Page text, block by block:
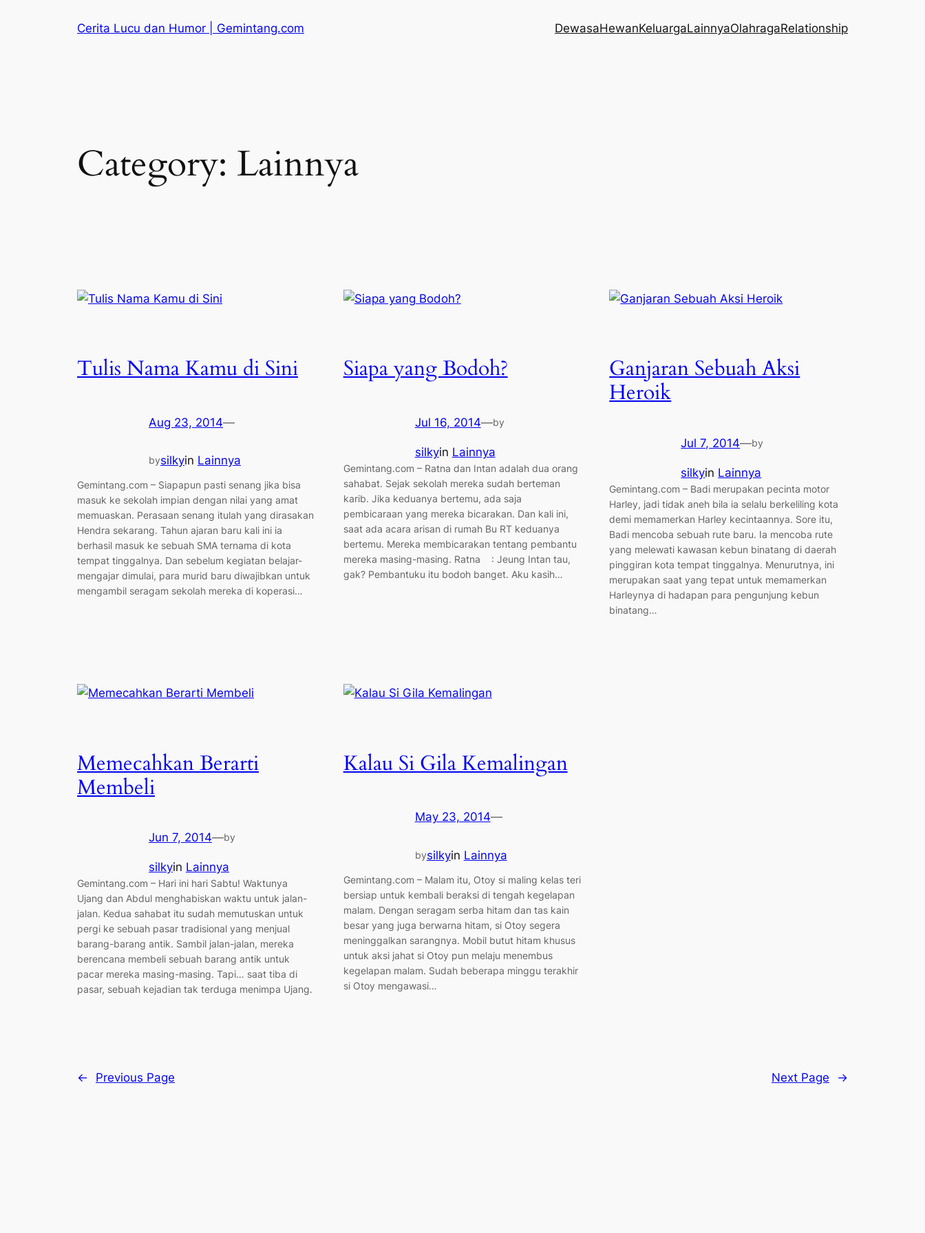
Cerita Lucu dan Humor | Gemintang.com DewasaHewanKeluargaLainnyaOlahragaRelationship
Category: Lainnya
Tulis Nama Kamu di Sini
Aug 23, 2014—
bysilkyin Lainnya
Gemintang.com – Siapapun pasti senang jika bisa
masuk ke sekolah impian dengan nilai yang amat
memuaskan. Perasaan senang itulah yang dirasakan
Hendra sekarang. Tahun ajaran baru kali ini ia
berhasil masuk ke sebuah SMA ternama di kota
tempat tinggalnya. Dan sebelum kegiatan belajar-
mengajar dimulai, para murid baru diwajibkan untuk
mengambil seragam sekolah mereka di koperasi…
Siapa yang Bodoh?
Jul 16, 2014—by
silkyin Lainnya
Gemintang.com – Ratna dan Intan adalah dua orang
sahabat. Sejak sekolah mereka sudah berteman
karib. Jika keduanya bertemu, ada saja
pembicaraan yang mereka bicarakan. Dan kali ini,
saat ada acara arisan di rumah Bu RT keduanya
bertemu. Mereka membicarakan tentang pembantu
mereka masing-masing. Ratna : Jeung Intan tau,
gak? Pembantuku itu bodoh banget. Aku kasih…
Ganjaran Sebuah Aksi
Heroik
Jul 7, 2014—by
silkyin Lainnya
Gemintang.com – Badi merupakan pecinta motor
Harley, jadi tidak aneh bila ia selalu berkeliling kota
demi memamerkan Harley kecintaannya. Sore itu,
Badi mencoba sebuah rute baru. Ia mencoba rute
yang melewati kawasan kebun binatang di daerah
pinggiran kota tempat tinggalnya. Menurutnya, ini
merupakan saat yang tepat untuk memamerkan
Harleynya di hadapan para pengunjung kebun
binatang…
Memecahkan Berarti
Membeli
Jun 7, 2014—by
silkyin Lainnya
Gemintang.com – Hari ini hari Sabtu! Waktunya
Ujang dan Abdul menghabiskan waktu untuk jalan-
jalan. Kedua sahabat itu sudah memutuskan untuk
pergi ke sebuah pasar tradisional yang menjual
barang-barang antik. Sambil jalan-jalan, mereka
berencana membeli sebuah barang antik untuk
pacar mereka masing-masing. Tapi… saat tiba di
pasar, sebuah kejadian tak terduga menimpa Ujang.
Kalau Si Gila Kemalingan
May 23, 2014—
bysilkyin Lainnya
Gemintang.com – Malam itu, Otoy si maling kelas teri
bersiap untuk kembali beraksi di tengah kegelapan
malam. Dengan seragam serba hitam dan tas kain
besar yang juga berwarna hitam, si Otoy segera
meninggalkan sarangnya. Mobil butut hitam khusus
untuk aksi jahat si Otoy pun melaju menembus
kegelapan malam. Sudah beberapa minggu terakhir
si Otoy mengawasi…
← Previous Page Next Page →